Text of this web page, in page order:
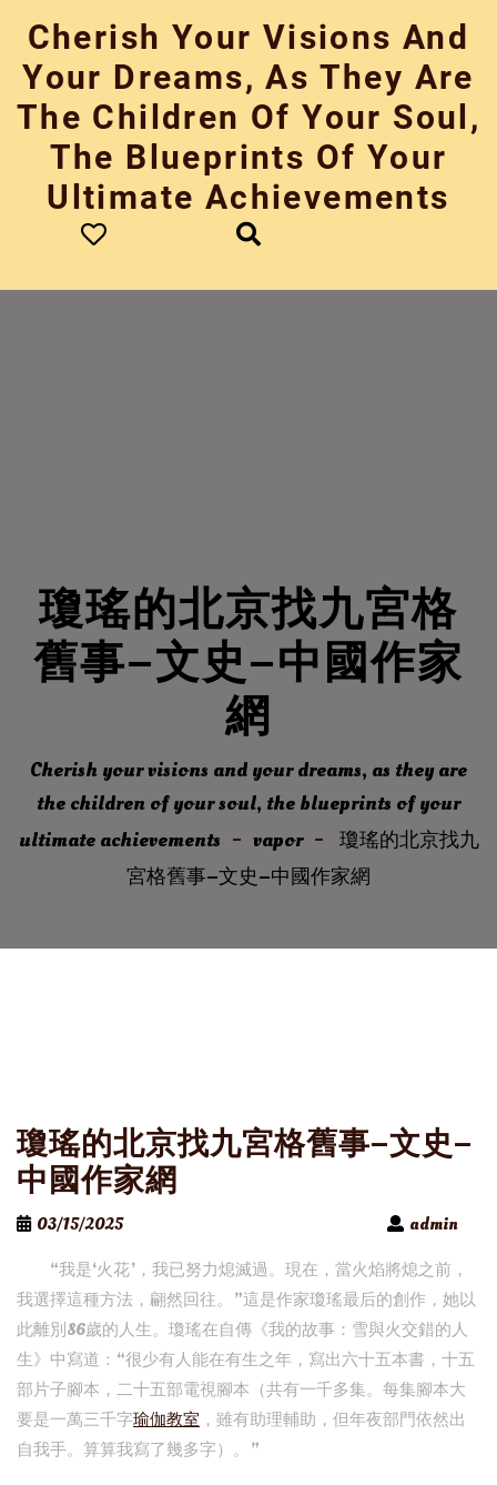
content
Cherish Your Visions And
Your Dreams, As They Are
The Children Of Your Soul,
The Blueprints Of Your
Ultimate Achievements
瓊瑤的北京找九宮格
舊事–文史–中國作家
網
Cherish your visions and your dreams, as they are
the children of your soul, the blueprints of your
ultimate achievements
vapor
瓊瑤的北京找九
宮格舊事–文史–中國作家網
瓊瑤的北京找九宮格舊事–文史–
中國作家網
03/15/2025
admin
“我是‘火花’，我已努力熄滅過。現在，當火焰將熄之前，
我選擇這種方法，翩然回往。”這是作家瓊瑤最后的創作，她以
此離別86歲的人生。瓊瑤在自傳《我的故事：雪與火交錯的人
生》中寫道：“很少有人能在有生之年，寫出六十五本書，十五
部片子腳本，二十五部電視腳本（共有一千多集。每集腳本大
要是一萬三千字瑜伽教室 ，雖有助理輔助，但年夜部門依然出
自我手。算算我寫了幾多字）。”